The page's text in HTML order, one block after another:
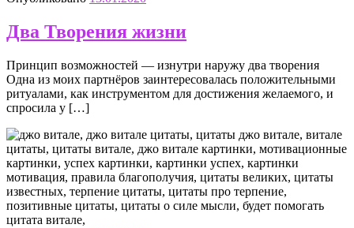
Два Творения жизни
Принцип возможностей — изнутри наружу два творения
Одна из моих партнёров заинтересовалась положительными
ритуалами, как инструментом для достижения желаемого, и
спросила у […]